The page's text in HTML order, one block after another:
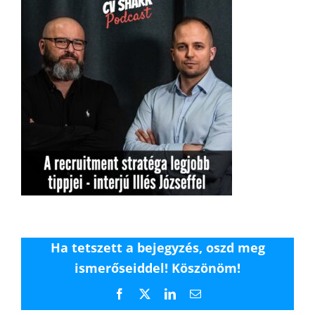
Ha tetszett a bejegyzés, oszd meg
ismerőseiddel! Köszönöm!
Facebook LinkedInEmail